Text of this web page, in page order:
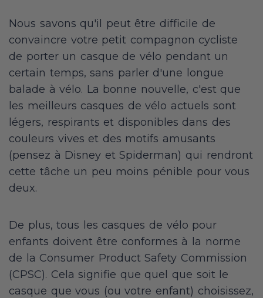
Nous savons qu'il peut être difficile de
convaincre votre petit compagnon cycliste
de porter un casque de vélo pendant un
certain temps, sans parler d'une longue
balade à vélo. La bonne nouvelle, c'est que
les meilleurs casques de vélo actuels sont
légers, respirants et disponibles dans des
couleurs vives et des motifs amusants
(pensez à Disney et Spiderman) qui rendront
cette tâche un peu moins pénible pour vous
deux.
De plus, tous les casques de vélo pour
enfants doivent être conformes à la norme
de la Consumer Product Safety Commission
(CPSC). Cela signifie que quel que soit le
casque que vous (ou votre enfant) choisissez,